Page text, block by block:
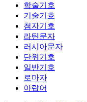
학술기호
기술기호
첨자기호
라틴문자
러시아문자
단위기호
일반기호
로마자
아랍어